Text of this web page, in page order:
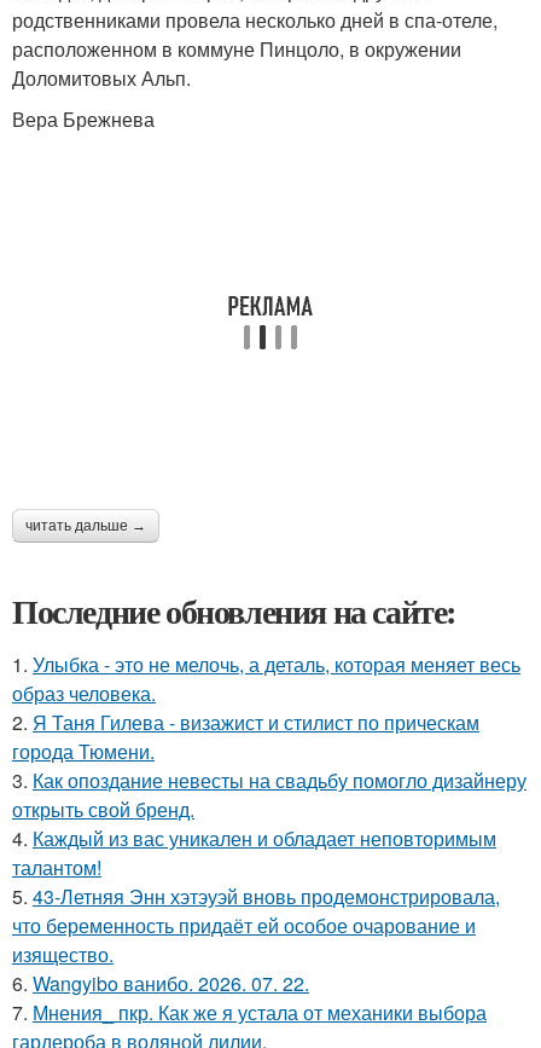
родственниками провела несколько дней в спа-отеле,
расположенном в коммуне Пинцоло, в окружении
Доломитовых Альп.
Вера Брежнева
читать дальше →
Последние обновления на сайте:
1. Улыбка - это не мелочь, а деталь, которая меняет весь
образ человека.
2. Я Таня Гилева - визажист и стилист по прическам
города Тюмени.
3. Как опоздание невесты на свадьбу помогло дизайнеру
открыть свой бренд.
4. Каждый из вас уникален и обладает неповторимым
талантом!
5. 43-Летняя Энн хэтэуэй вновь продемонстрировала,
что беременность придаёт ей особое очарование и
изящество.
6. Wangyibo ванибо. 2026. 07. 22.
7. Мнения_ пкр. Как же я устала от механики выбора
гардероба в водяной лилии.